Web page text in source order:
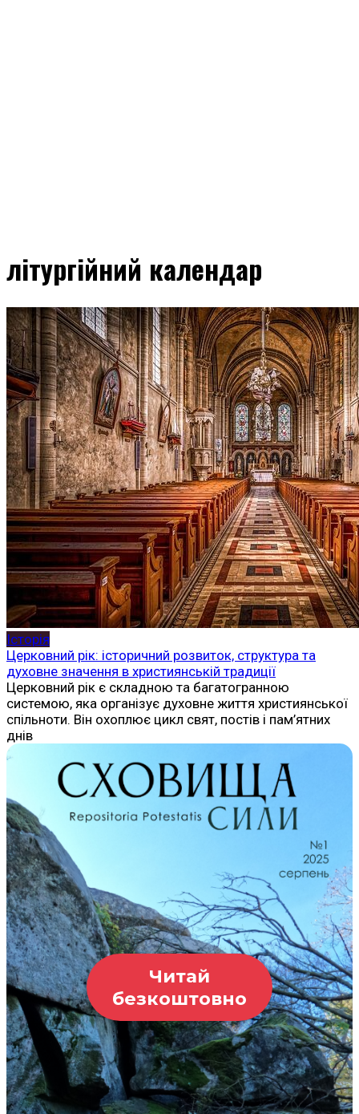
літургійний календар
Історія
Церковний рік: історичний розвиток, структура та
духовне значення в християнській традиції
Церковний рік є складною та багатогранною
системою, яка організує духовне життя християнської
спільноти. Він охоплює цикл свят, постів і пам’ятних
днів
Читай
безкоштовно